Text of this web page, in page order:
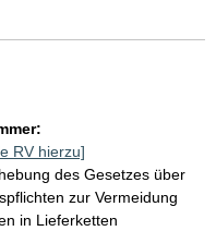
RV hierzu]
des Gesetzes über
zur Vermeidung
in Lieferketten